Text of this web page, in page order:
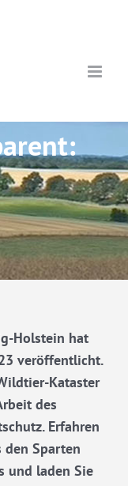
Holstein hat
veröffentlicht.
Kataster
des
Erfahren
Sparten
und laden Sie